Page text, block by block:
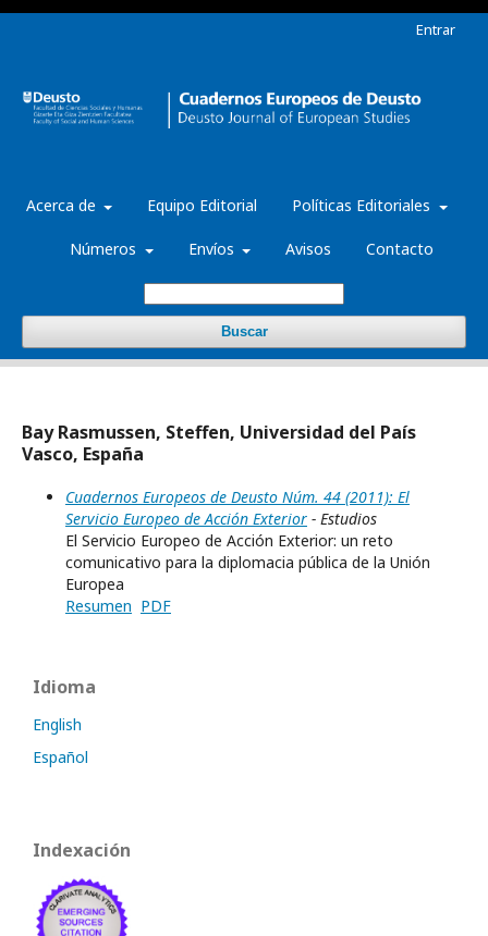
Acerca de Equipo Editorial Políticas Editoriales
Números Envíos Avisos Contacto
Buscar
Entrar
Bay Rasmussen, Steffen, Universidad del País
Vasco, España
Cuadernos Europeos de Deusto Núm. 44 (2011): El
Servicio Europeo de Acción Exterior - Estudios
El Servicio Europeo de Acción Exterior: un reto
comunicativo para la diplomacia pública de la Unión
Europea
Resumen PDF
Idioma
English
Español
Indexación